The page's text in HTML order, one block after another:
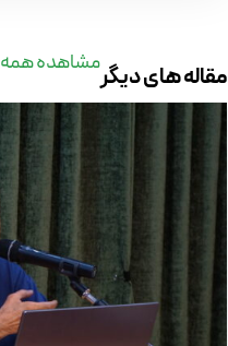
مقاله های دیگرمشاهده همه